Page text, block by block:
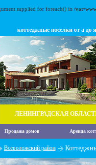
supplied for foreach() in /var/
коттеджные поселки от а до я
ЛЕНИНГРАДСКАЯ
Продажа домов Аренда
Всеволожский район